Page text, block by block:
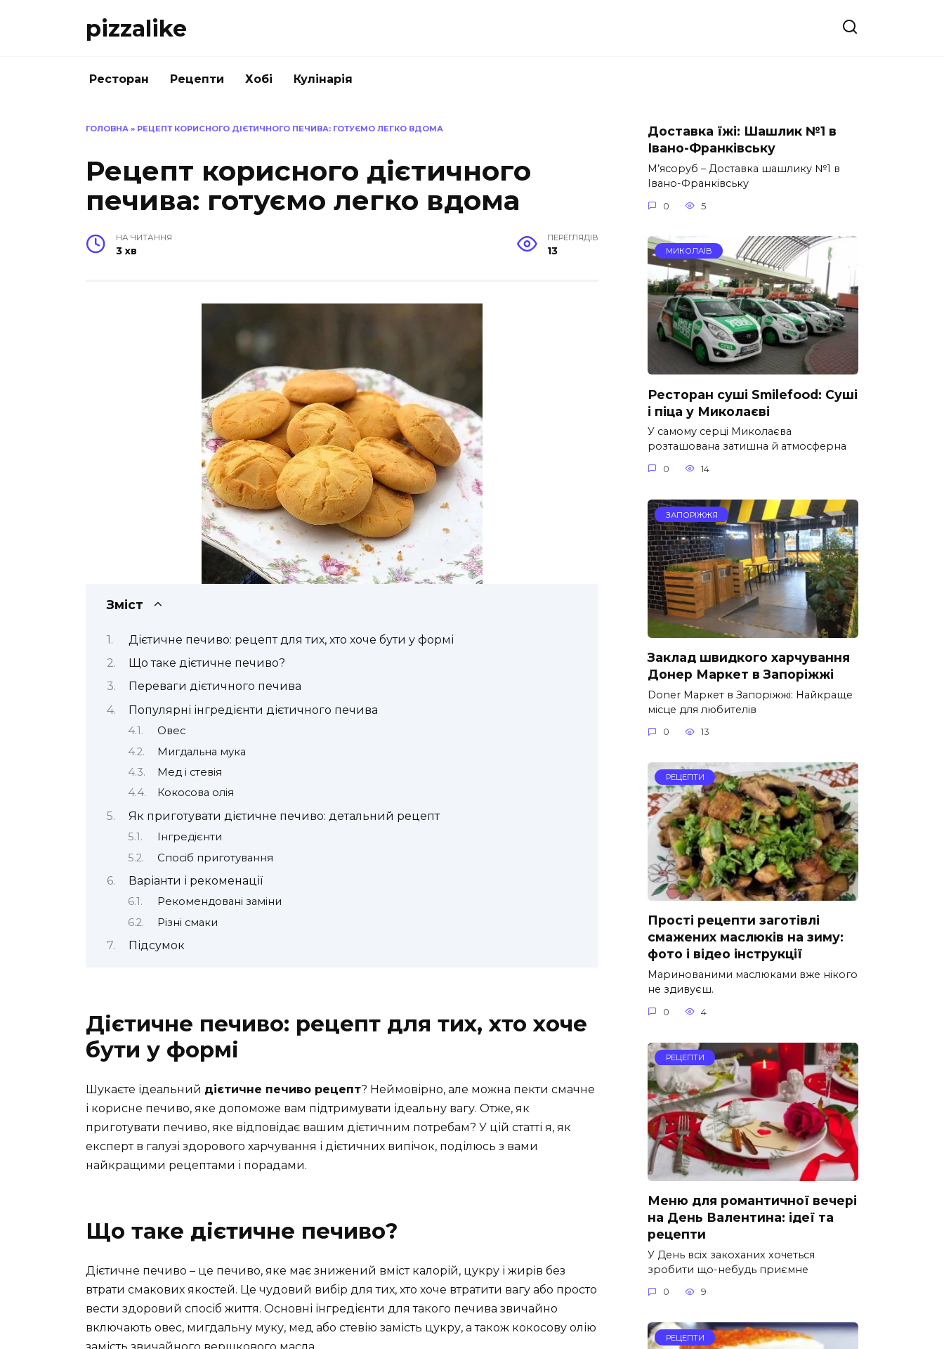
pizzalike
Ресторан Рецепти Хобі Кулінарія
ГОЛОВНА » РЕЦЕПТ КОРИСНОГО ДІЄТИЧНОГО ПЕЧИВА: ГОТУЄМО ЛЕГКО ВДОМА
Рецепт корисного дієтичного
печива: готуємо легко вдома
НА ЧИТАННЯ
3 хв
ПЕРЕГЛЯДІВ
13
Зміст
Дієтичне печиво: рецепт для тих, хто хоче бути у формі
Що таке дієтичне печиво?
Переваги дієтичного печива
Популярні інгредієнти дієтичного печива
Овес
Мигдальна мука
Мед і стевія
Кокосова олія
Як приготувати дієтичне печиво: детальний рецепт
Інгредієнти
Спосіб приготування
Варіанти і рекоменації
Рекомендовані заміни
Різні смаки
Підсумок
Дієтичне печиво: рецепт для тих, хто хоче
бути у формі
Шукаєте ідеальний дієтичне печиво рецепт? Неймовірно, але можна пекти смачне
і корисне печиво, яке допоможе вам підтримувати ідеальну вагу. Отже, як
приготувати печиво, яке відповідає вашим дієтичним потребам? У цій статті я, як
експерт в галузі здорового харчування і дієтичних випічок, поділюсь з вами
найкращими рецептами і порадами.
Що таке дієтичне печиво?
Дієтичне печиво – це печиво, яке має знижений вміст калорій, цукру і жирів без
втрати смакових якостей. Це чудовий вибір для тих, хто хоче втратити вагу або просто
вести здоровий спосіб життя. Основні інгредієнти для такого печива звичайно
включають овес, мигдальну муку, мед або стевію замість цукру, а також кокосову олію
Доставка їжі: Шашлик №1 в
Івано-Франківську
М’ясоруб – Доставка шашлику №1 в
Івано-Франківську
0 5
МИКОЛАЇВ
Ресторан суші Smilefood: Суші
і піца у Миколаєві
У самому серці Миколаєва
розташована затишна й атмосферна
0 14
ЗАПОРІЖЖЯ
Заклад швидкого харчування
Донер Маркет в Запоріжжі
Doner Маркет в Запоріжжі: Найкраще
місце для любителів
0 13
РЕЦЕПТИ
Прості рецепти заготівлі
смажених маслюків на зиму:
фото і відео інструкції
Маринованими маслюками вже нікого
не здивуєш.
0 4
РЕЦЕПТИ
Меню для романтичної вечері
на День Валентина: ідеї та
рецепти
У День всіх закоханих хочеться
зробити що-небудь приємне
0 9
РЕЦЕПТИ